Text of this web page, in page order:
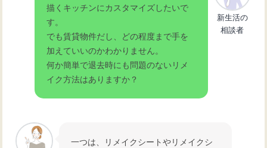
キッチンのレンジ台選び！カウンター
兼用で効率的に活用
キッチンスペースを有効活用！収納力
抜群のレンジ台の選び方
描くキッチンにカスタマイズしたいで
す。
でも賃貸物件だし、どの程度まで手を
加えていいのかわかりません。
何か簡単で退去時にも問題のないリメ
イク方法はありますか？
新生活の
相談者
一つは、リメイクシートやリメイクシ